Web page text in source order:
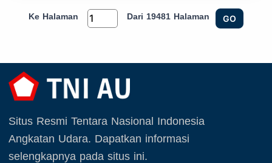
Ke Halaman Dari 19481 Halaman GO
Situs Resmi Tentara Nasional Indonesia
Angkatan Udara. Dapatkan informasi
selengkapnya pada situs ini.